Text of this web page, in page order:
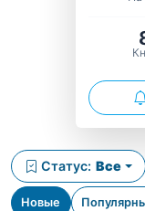
Новые
Статус: Все